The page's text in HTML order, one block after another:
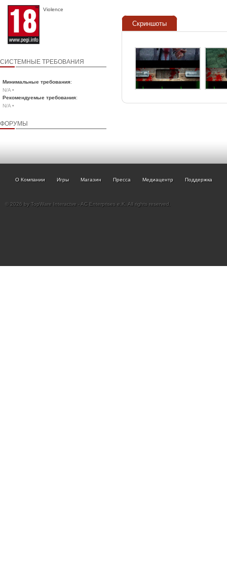
Violence
СИСТЕМНЫЕ ТРЕБОВАНИЯ
Минимальные требования:
N/A •
Рекомендуемые требования:
N/A •
ФОРУМЫ
Скриншоты
О Компании Игры Магазин Пресса Медиацентр Поддержка
© 2026 by TopWare Interactve - AC Enterprises e.K. All rights reserved.